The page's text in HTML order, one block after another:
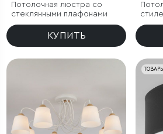
Потолочная люстра со
стеклянными плафонами
КУПИТЬ